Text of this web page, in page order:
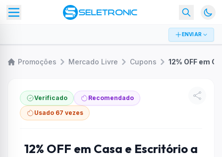
ENVIAR
Promoções Mercado Livre Cupons
Verificado
Recomendado
Usado 67 vezes
12% OFF em Casa e Escritório a